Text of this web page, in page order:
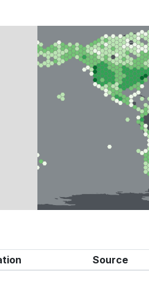
Source